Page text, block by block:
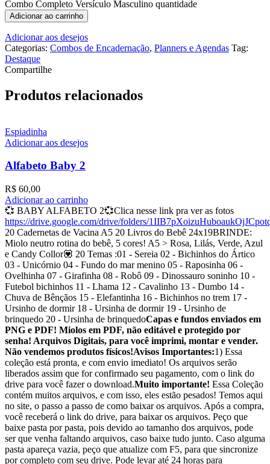
Combo Completo Versículo Masculino quantidade
Adicionar ao carrinho
Adicionar aos desejos
Categorias: Combos de Encadernação, Planners e Agendas Tag:
Destaque
Compartilhe
Produtos relacionados
Espiadinha
Adicionar aos desejos
Alfabeto Baby 2
R$ 60,00
Adicionar ao carrinho
💞 BABY ALFABETO 2💞Clica nesse link pra ver as fotos
https://drive.google.com/drive/folders/
20 Cadernetas de Vacina A5 20 Livros do Bebê 24x19BRINDE:
Miolo neutro rotina do bebê, 5 cores! A5 > Rosa, Lilás, Verde, Azul
e Candy Collor💟 20 Temas :01 - Sereia 02 - Bichinhos do Ártico
03 - Unicórnio 04 - Fundo do mar menino 05 - Raposinha 06 -
Ovelhinha 07 - Girafinha 08 - Robô 09 - Dinossauro soninho 10 -
Futebol bichinhos 11 - Lhama 12 - Cavalinho 13 - Dumbo 14 -
Chuva de Bênçãos 15 - Elefantinha 16 - Bichinhos no trem 17 -
Ursinho de dormir 18 - Ursinha de dormir 19 - Ursinho de
brinquedo 20 - Ursinha de brinquedoCapas e fundos enviados em
PNG e PDF! Miolos em PDF, não editável e protegido por
senha! Arquivos Digitais, para você imprimi, montar e vender.
Não vendemos produtos físicos!Avisos Importantes:1) Essa
coleção está pronta, e com envio imediato! Os arquivos serão
liberados assim que for confirmado seu pagamento, com o link do
drive para você fazer o download.Muito importante! Essa Coleção
contém muitos arquivos, e com isso, eles estão pesados! Temos aqui
no site, o passo a passo de como baixar os arquivos. Após a compra,
você receberá o link do drive, para baixar os arquivos. Peço que
baixe pasta por pasta, pois devido ao tamanho dos arquivos, pode
ser que venha faltando arquivos, caso baixe tudo junto. Caso alguma
pasta apareça vazia, peço que atualize com F5, para que sincronize
por completo com seu drive. Pode levar até 24 horas para